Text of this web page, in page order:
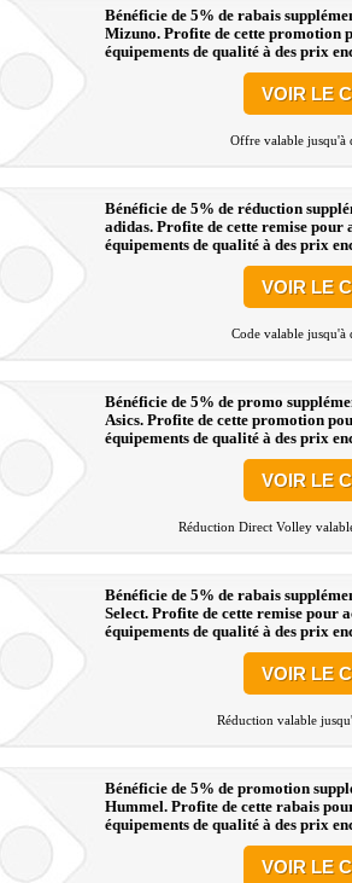
Bénéficie de 5% de rabais
Mizuno. Profite de cette promotion
équipements de qualité à des prix
VOIR LE
Offre valable jusqu'à
Bénéficie de 5% de réduction
adidas. Profite de cette remise pour
équipements de qualité à des prix
VOIR LE
Code valable jusqu'à
Bénéficie de 5% de promo
Asics. Profite de cette promotion
équipements de qualité à des prix
VOIR LE
Réduction Direct Volley
Bénéficie de 5% de rabais
Select. Profite de cette remise pour
équipements de qualité à des prix
VOIR LE
Réduction valable
Bénéficie de 5% de promotion
Hummel. Profite de cette rabais
équipements de qualité à des prix
VOIR LE